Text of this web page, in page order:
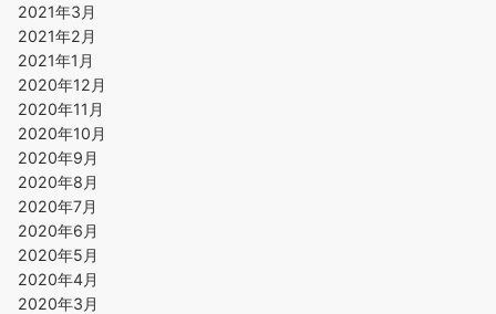
2021年3月
2021年2月
2021年1月
2020年12月
2020年11月
2020年10月
2020年9月
2020年8月
2020年7月
2020年6月
2020年5月
2020年4月
2020年3月